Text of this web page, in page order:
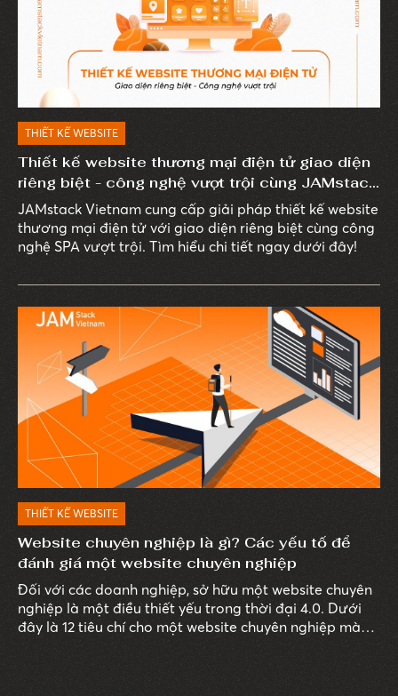
THIẾT KẾ WEBSITE
Thiết kế website thương mại điện tử giao diện
riêng biệt - công nghệ vượt trội cùng JAMstack
Vietnam
JAMstack Vietnam cung cấp giải pháp thiết kế website
thương mại điện tử với giao diện riêng biệt cùng công
nghệ SPA vượt trội. Tìm hiểu chi tiết ngay dưới đây!
THIẾT KẾ WEBSITE
Website chuyên nghiệp là gì? Các yếu tố để
đánh giá một website chuyên nghiệp
Đối với các doanh nghiệp, sở hữu một website chuyên
nghiệp là một điều thiết yếu trong thời đại 4.0. Dưới
đây là 12 tiêu chí cho một website chuyên nghiệp mà